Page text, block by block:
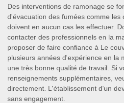
Des interventions de ramonage se
d'évacuation des fumées comme les
doivent en aucun cas les effectuer.
contacter des professionnels en la
proposer de faire confiance à Le
plusieurs années d'expérience en la
une très bonne qualité de travail. Si
renseignements supplémentaires,
directement. L'établissement d'un
sans engagement.